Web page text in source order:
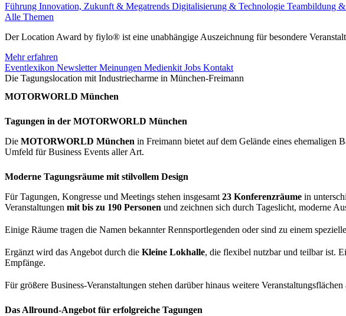
Führung Innovation, Zukunft & Megatrends Digitalisierung & Technologie Teambildung
Alle Themen
Der Location Award by fiylo® ist eine unabhängige Auszeichnung für besondere
Mehr erfahren
Eventlexikon NewsletterMeinungen Medienkit Jobs Kontakt
Die Tagungslocation mit Industriecharme in München-Freimann
MOTORWORLD München
Tagungen in der MOTORWORLD München​​
Die MOTORWORLD München in Freimann bietet auf dem Gelände eines ehemaligen
Umfeld für Business Events aller Art.
Moderne Tagungsräume mit stilvollem Design
Für Tagungen, Kongresse und Meetings stehen insgesamt 23 Konferenzräume in
Veranstaltungen mit bis zu 190 Personen und zeichnen sich durch Tageslicht, moderne
Einige Räume tragen die Namen bekannter Rennsportlegenden oder sind zu einem
Ergänzt wird das Angebot durch die Kleine Lokhalle, die flexibel nutzbar und teilbar ist.
Empfänge.
Für größere Business-Veranstaltungen stehen darüber hinaus weitere
Das Allround-Angebot für erfolgreiche Tagungen